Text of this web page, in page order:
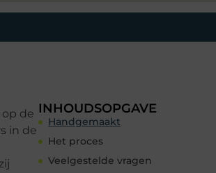
de
in de
INHOUDSOPGAVE
Handgemaakt
Het proces
Veelgestelde vragen